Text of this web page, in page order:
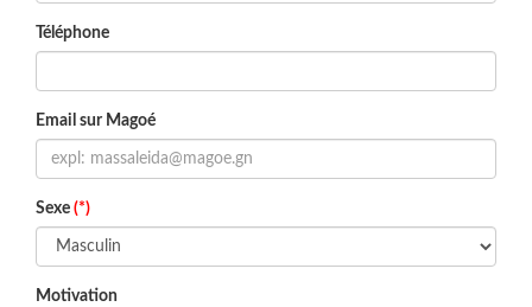
Téléphone
Email sur Magoé
Sexe (*)
Motivation